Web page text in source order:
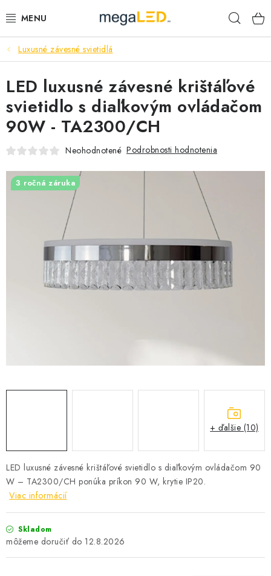
na
PRIEMYSEL
SVIETIDLÁ
ŽIAROVKY A TRUBICE
PRACOVNÉ SVIETIDLÁ
ELEKTROMATERIÁL
VENTILÁTORY
SAMSUNG SVIETIDLÁ
SOLÁRNE SYSTÉMY
OBCHODNÉ PODMIENKY
Reklamácie a formulár na odstúpenie od zmluvy
Obchodné podmienky
Podmienky ochrany osobných údajov
O nás - MEGALED & JANTON Zákamenné
Luxusné závesné svietidlá
LED luxusné závesné krištáľové svietidlo s diaľkovým ovládačom 90
W – TA2300/CH ponúka príkon 90 W, krytie IP20.
Viac informácií
Skladom
12.8.2026
LED luxusné závesné krištáľové
svietidlo s diaľkovým ovládačom
90W - TA2300/CH
Neohodnotené Podrobnosti hodnotenia
3 ročná záruka
+ ďalšie (10)